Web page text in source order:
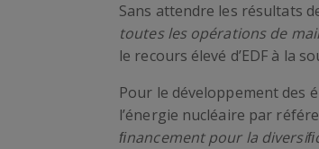
Sans attendre les résultats
toutes les opérations de
le recours élevé d’EDF à la
Pour le développement des
l’énergie nucléaire par
ﬁnancement pour la